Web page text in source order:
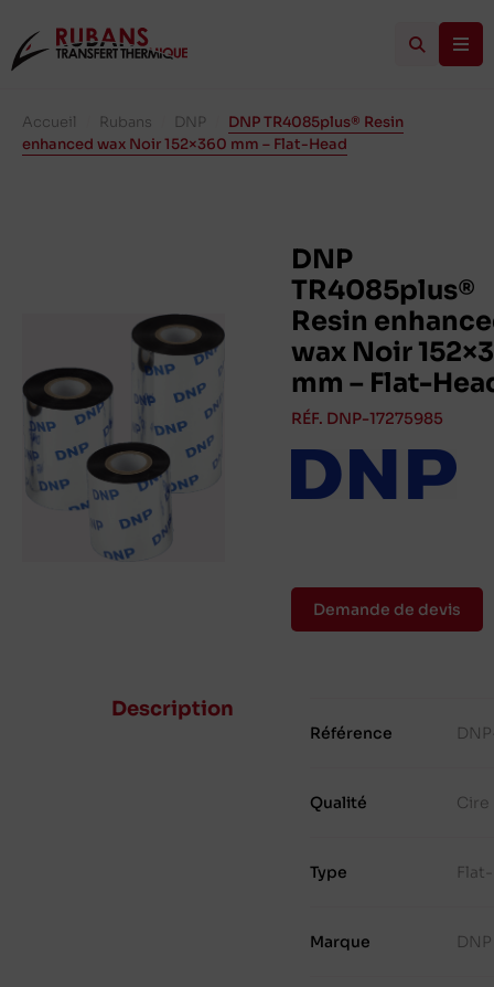
Accueil Rubans DNP
DNP TR4085plus® Resin
enhanced wax Noir 152×360 mm – Flat-Head
DNP
TR4085plus®
Resin
wax Noir
mm – Flat-
RÉF. DNP-17275985
Demande de devis
Description
Référence
Qualité Cire
Type
Marque DNP